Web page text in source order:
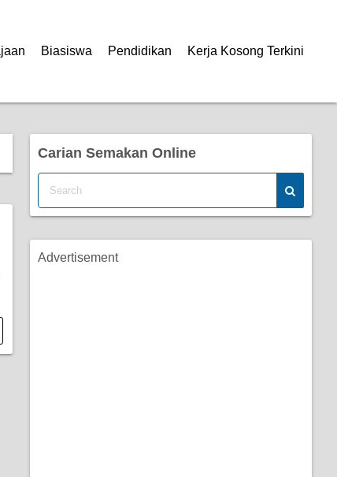
Biasiswa Pendidikan Kerja Kosong Terkini
Carian Semakan Online
Advertisement